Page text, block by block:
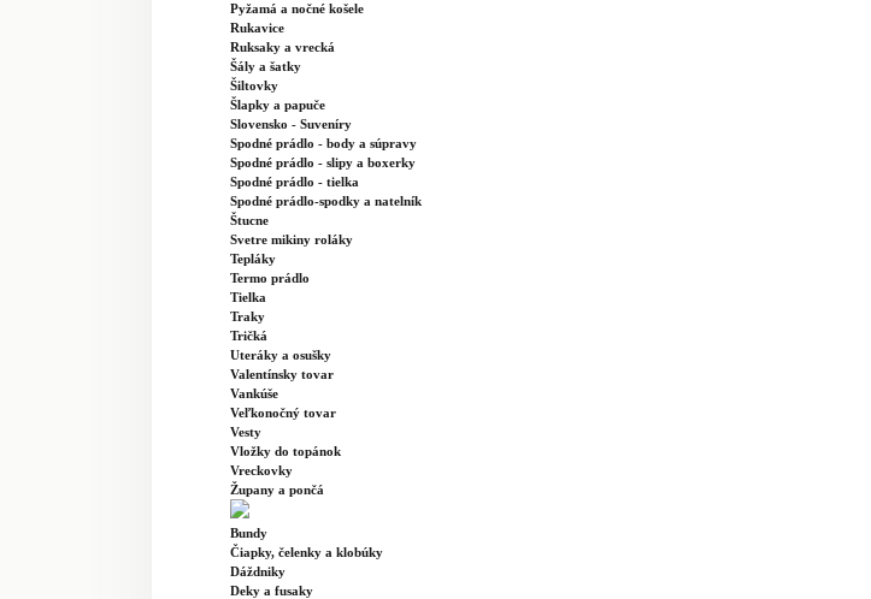
Pyžamá a nočné košele
Rukavice
Ruksaky a vrecká
Šály a šatky
Šiltovky
Šlapky a papuče
Slovensko - Suveníry
Spodné prádlo - body a súpravy
Spodné prádlo - slipy a boxerky
Spodné prádlo - tielka
Spodné prádlo-spodky a natelník
Štucne
Svetre mikiny roláky
Tepláky
Termo prádlo
Tielka
Traky
Tričká
Uteráky a osušky
Valentínsky tovar
Vankúše
Veľkonočný tovar
Vesty
Vložky do topánok
Vreckovky
Župany a pončá
Bundy
Čiapky, čelenky a klobúky
Dáždniky
Deky a fusaky